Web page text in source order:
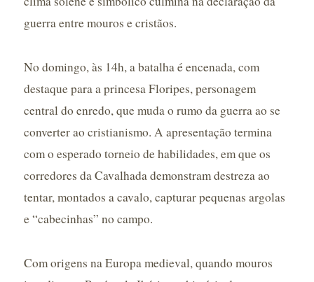
guerra entre mouros e cristãos.
No domingo, às 14h, a batalha é encenada, com
destaque para a princesa Floripes, personagem
central do enredo, que muda o rumo da guerra ao se
converter ao cristianismo. A apresentação termina
com o esperado torneio de habilidades, em que os
corredores da Cavalhada demonstram destreza ao
tentar, montados a cavalo, capturar pequenas argolas
e “cabecinhas” no campo.
Com origens na Europa medieval, quando mouros